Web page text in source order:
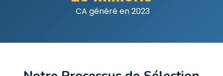
CA généré en 2023